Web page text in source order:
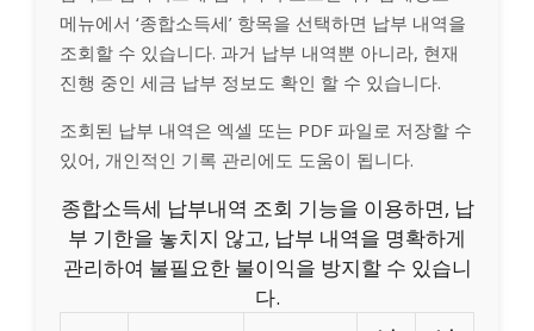
메뉴에서 ‘종합소득세’ 항목을 선택하면 납부 내역을
조회할 수 있습니다. 과거 납부 내역뿐 아니라, 현재
진행 중인 세금 납부 정보도 확인 할 수 있습니다.
조회된 납부 내역은 엑셀 또는 PDF 파일로 저장할 수
있어, 개인적인 기록 관리에도 도움이 됩니다.
종합소득세 납부내역 조회 기능을 이용하면, 납
부 기한을 놓치지 않고, 납부 내역을 명확하게
관리하여 불필요한 불이익을 방지할 수 있습니
다.